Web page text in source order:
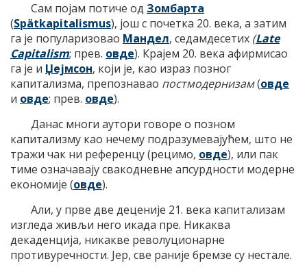
Сам појам потиче од Зомбарта
(Spätkapitalismus), још с почетка 20. века, а затим
га је популаризовао Мандел, седамдесетих (Late
Capitalism; прев. овде). Крајем 20. века афирмисао
га је и Џејмсон, који је, као израз позног
капитализма, препознавао постмодернизам(овде
и овде; прев. овде).
Данас многи аутори говоре о позном
капитализму као нечему подразумевајућем, што не
тражи чак ни референцу (рецимо, овде), или пак
тиме означавају свакодневне апсурдности модерне
економије (овде).
Али, у прве две деценије 21. века капитализам
изгледа живљи него икада пре. Никаква
декаденција, никакве револуционарне
противуречности. Јер, све раније бремзе су нестале.